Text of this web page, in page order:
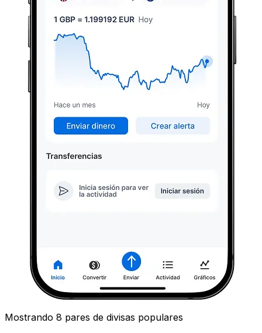
Mostrando 8 pares de divisas populares